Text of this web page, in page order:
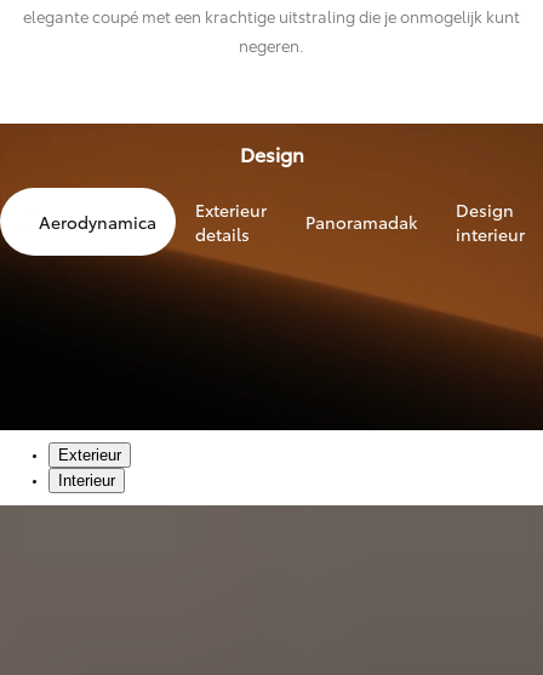
elegante coupé met een krachtige uitstraling die je onmogelijk kunt
negeren.
Design
Aerodynamica
Exterieur
details
Panoramadak
Design
interieur
Exterieur
Interieur